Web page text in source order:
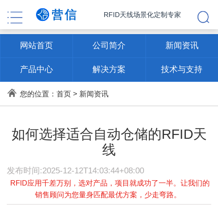
RFID天线场景化定制专家
网站首页 公司简介 新闻资讯
产品中心 解决方案 技术与支持
联系方式
您的位置： 首页> 新闻资讯
如何选择适合自动仓储的RFID天
线
发布时间:2025-12-12T14:03:44+08:00
RFID应用千差万别，选对产品，项目就成功了一半。让我们的
销售顾问为您量身匹配最优方案，少走弯路。